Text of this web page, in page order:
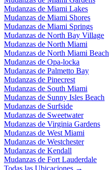
Mudanzas de Miami Lakes
Mudanzas de Miami Shores
Mudanzas de Miami Springs
Mudanzas de North Bay Village
Mudanzas de North Miami
Mudanzas de North Miami Beach
Mudanzas de Opa-locka
Mudanzas de Palmetto Bay
Mudanzas de Pinecrest
Mudanzas de South Miami
Mudanzas de Sunny Isles Beach
Mudanzas de Surfside
Mudanzas de Sweetwater
Mudanzas de Virginia Gardens
Mudanzas de West Miami
Mudanzas de Westchester
Mudanzas de Kendall
Mudanzas de Fort Lauderdale
Todas las Ubicaciones →